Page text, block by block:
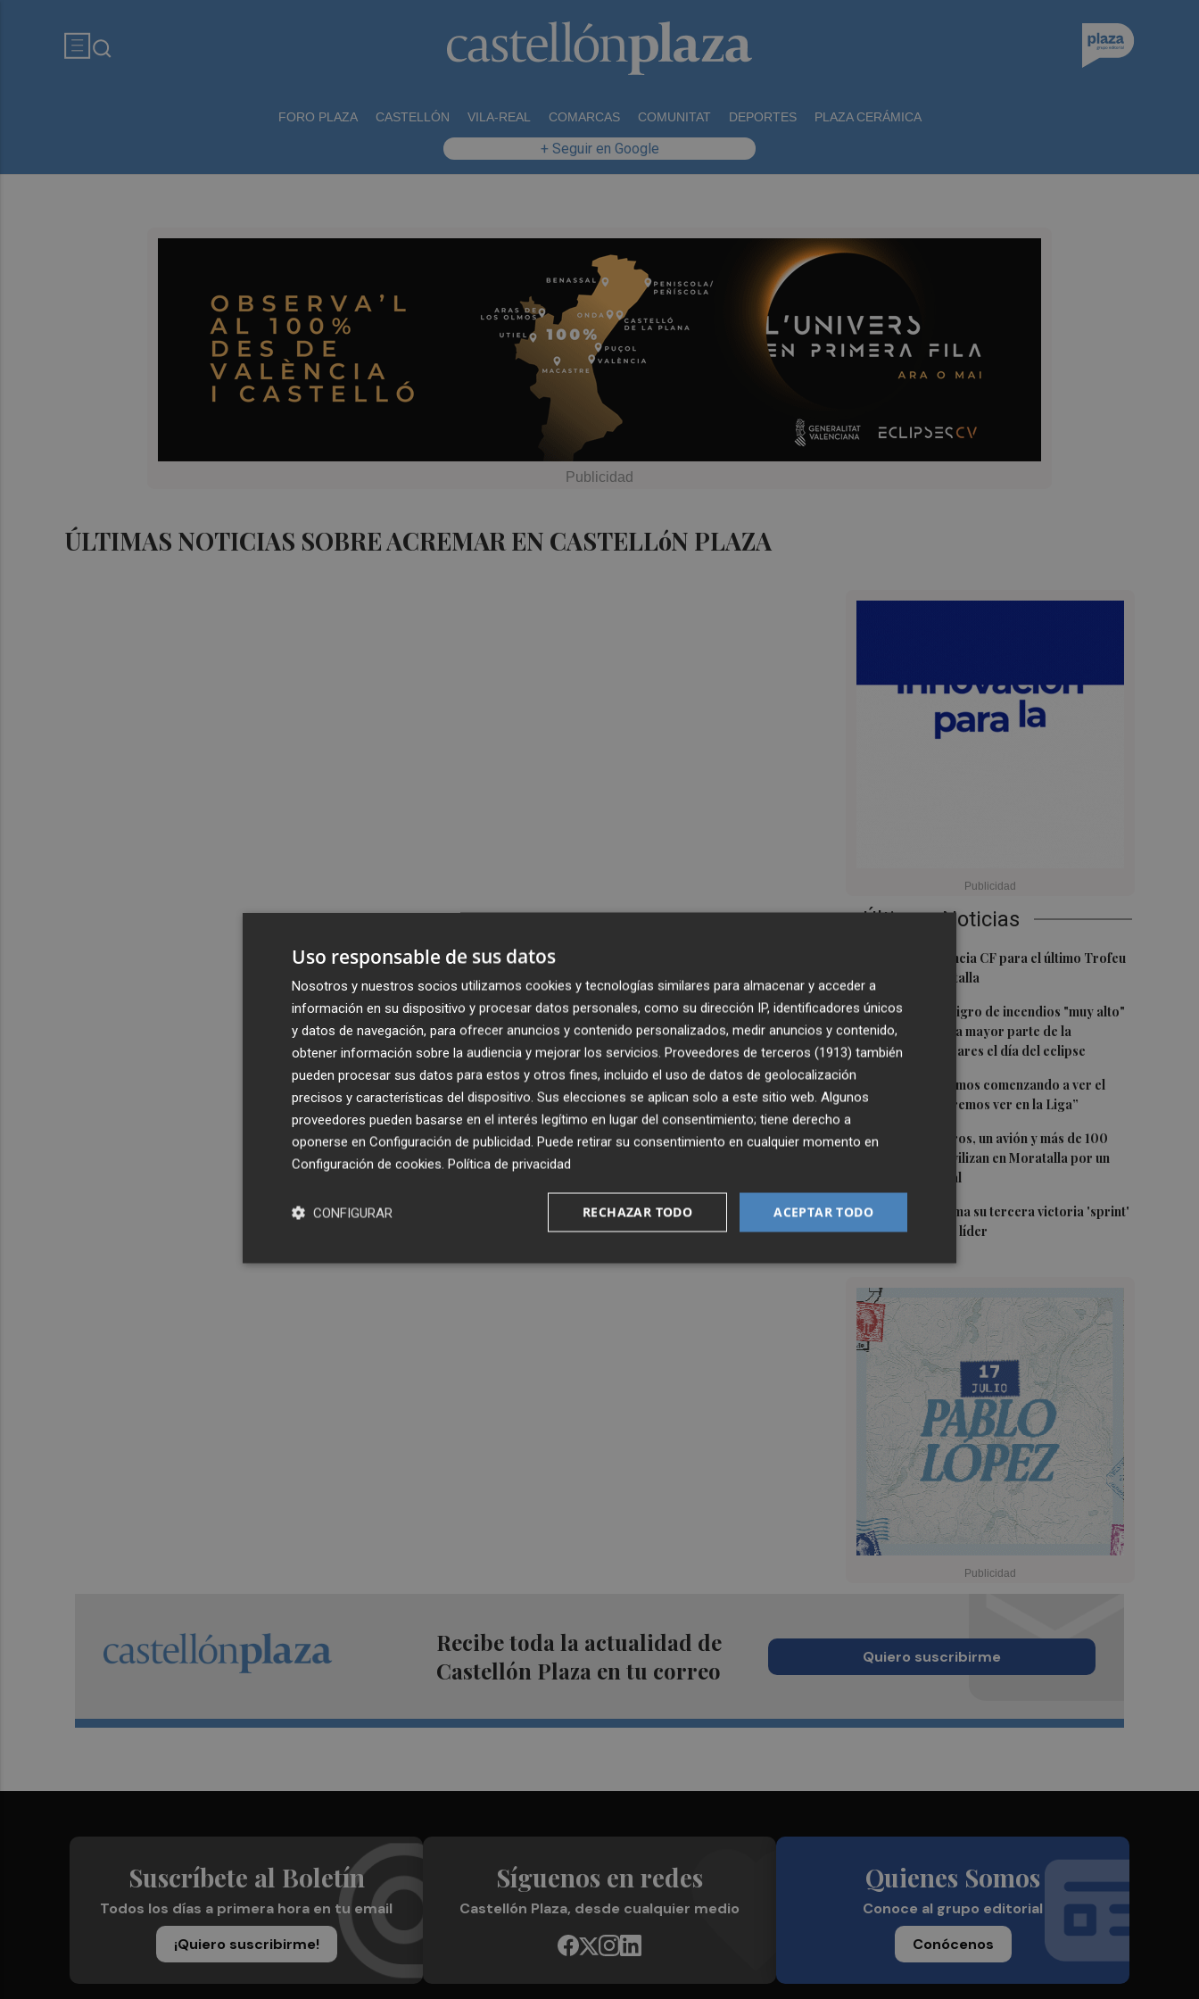
FORO PLAZA CASTELLÓN VILA-REAL COMARCAS COMUNITAT DEPORTES PLAZA CERÁMICA
+ Seguir en Google
ÚLTIMAS NOTICIAS SOBRE ACREMAR EN CASTELLóN PLAZA
Últimas Noticias
El once del Valencia CF para el último Trofeu
Taronja de Mestalla
2 Aemet prevé peligro de incendios "muy alto"
o "extremo" en la mayor parte de la
Península y Baleares el día del eclipse
3
Company: “Estamos comenzando a ver el
equipo que queremos ver en la Liga”
4 Ocho helicópteros, un avión y más de 100
brigadas se movilizan en Moratalla por un
incendio forestal
5Jorge Martín suma su tercera victoria 'sprint'
del año y es más líder
Recibe toda la actualidad de
Castellón Plaza en tu correo
Quiero suscribirme
Suscríbete al Boletín
Todos los días a primera hora en tu email
¡Quiero suscribirme!
Síguenos en redes
Castellón Plaza, desde cualquier medio
Quienes Somos
Conoce al grupo editorial
Conócenos
Uso responsable de sus datos
Nosotros y nuestros socios utilizamos cookies y tecnologías similares para almacenar y acceder a
información en su dispositivo y procesar datos personales, como su dirección IP, identificadores únicos
y datos de navegación, para ofrecer anuncios y contenido personalizados, medir anuncios y contenido,
obtener información sobre la audiencia y mejorar los servicios. Proveedores de terceros (1913) también
pueden procesar sus datos para estos y otros fines, incluido el uso de datos de geolocalización
precisos y características del dispositivo. Sus elecciones se aplican solo a este sitio web. Algunos
proveedores pueden basarse en el interés legítimo en lugar del consentimiento; tiene derecho a
oponerse en Configuración de publicidad. Puede retirar su consentimiento en cualquier momento en
Configuración de cookies. Política de privacidad
ACEPTAR TODO
RECHAZAR TODO
CONFIGURAR